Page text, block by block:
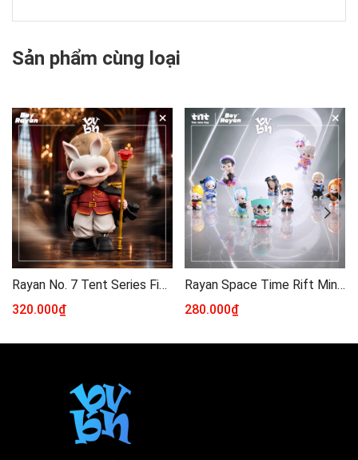
Sản phẩm cùng loại
Rayan No. 7 Tent Series Figure Blindbox
320.000₫
Rayan Space Time Rift Mini Series Blind Box
280.000₫